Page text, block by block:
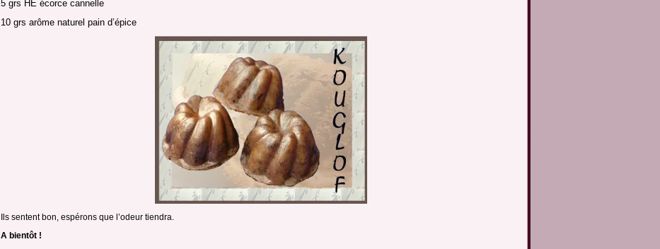
5 grs HE écorce cannelle
10 grs arôme naturel pain d’épice
Ils sentent bon, espérons que l’odeur tiendra.
A bientôt !